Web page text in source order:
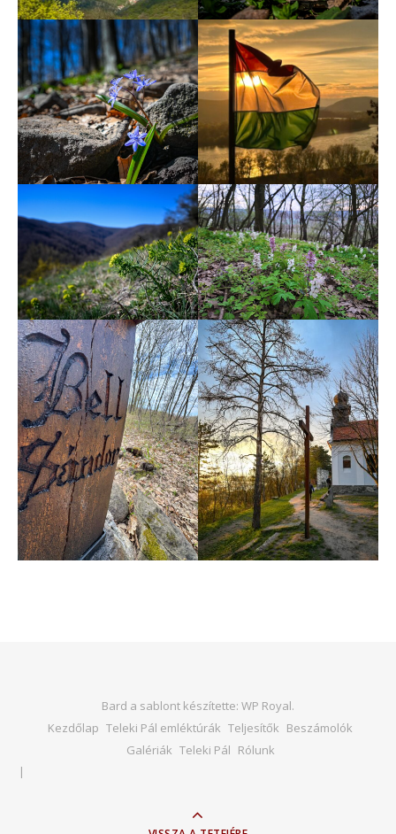
Bard a sablont készítette: WP Royal.
Kezdőlap Teleki Pál emléktúrák Teljesítők Beszámolók
Galériák Teleki Pál Rólunk